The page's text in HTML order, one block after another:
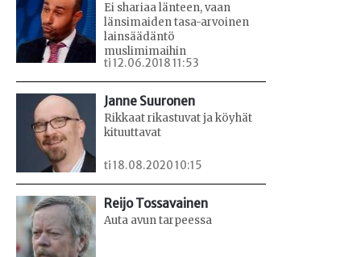
Ei shariaa länteen, vaan
länsimaiden tasa-arvoinen
lainsäädäntö
muslimimaihin
ti 12.06.2018 11:53
Janne Suuronen
Rikkaat rikastuvat ja köyhät
kituuttavat
ti 18.08.2020 10:15
Reijo Tossavainen
Auta avun tarpeessa